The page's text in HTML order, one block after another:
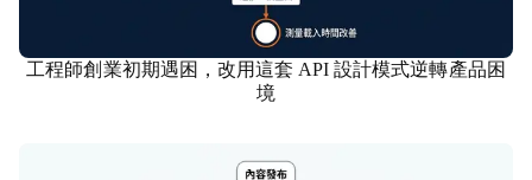
資訊科技
工程師創業初期遇困，改用這套 API 設計模式逆轉產品困
境